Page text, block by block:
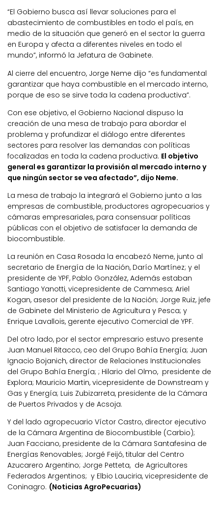
“El Gobierno busca así llevar soluciones para el
abastecimiento de combustibles en todo el país, en
medio de la situación que generó en el sector la guerra
en Europa y afecta a diferentes niveles en todo el
mundo”, informó la Jefatura de Gabinete.
Al cierre del encuentro, Jorge Neme dijo “es fundamental
garantizar que haya combustible en el mercado interno,
porque de eso se sirve toda la cadena productiva”.
Con ese objetivo, el Gobierno Nacional dispuso la
creación de una mesa de trabajo para abordar el
problema y profundizar el diálogo entre diferentes
sectores para resolver las demandas con políticas
focalizadas en toda la cadena productiva. El objetivo
general es garantizar la provisión al mercado interno y
que ningún sector se vea afectado”, dijo Neme.
La mesa de trabajo la integrará el Gobierno junto a las
empresas de combustible, productores agropecuarios y
cámaras empresariales, para consensuar políticas
públicas con el objetivo de satisfacer la demanda de
biocombustible.
La reunión en Casa Rosada la encabezó Neme, junto al
secretario de Energía de la Nación, Darío Martínez; y el
presidente de YPF, Pablo González, Además estaban
Santiago Yanotti, vicepresidente de Cammesa; Ariel
Kogan, asesor del presidente de la Nación; Jorge Ruiz, jefe
de Gabinete del Ministerio de Agricultura y Pesca; y
Enrique Lavallois, gerente ejecutivo Comercial de YPF.
Del otro lado, por el sector empresario estuvo presente
Juan Manuel Ritacco, ceo del Grupo Bahía Energía; Juan
Ignacio Bojanich, director de Relaciones Institucionales
del Grupo Bahía Energía; ; Hilario del Olmo, presidente de
Explora; Mauricio Martin, vicepresidente de Downstream y
Gas y Energía; Luis Zubizarreta, presidente de la Cámara
de Puertos Privados y de Acsoja.
Y del lado agropecuario Víctor Castro, director ejecutivo
de la Cámara Argentina de Biocombustible (Carbio);
Juan Facciano, presidente de la Cámara Santafesina de
Energías Renovables; Jorgé Feijó, titular del Centro
Azucarero Argentino; Jorge Petteta, de Agricultores
Federados Argentinos; y Elbio Lauciria, vicepresidente de
Coninagro. (Noticias AgroPecuarias)